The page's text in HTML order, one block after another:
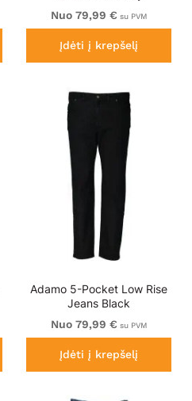
Nuo 79,99 € su PVM
Įdėti į krepšelį
Adamo 5-Pocket Low Rise
Jeans Black
Nuo 79,99 € su PVM
Įdėti į krepšelį